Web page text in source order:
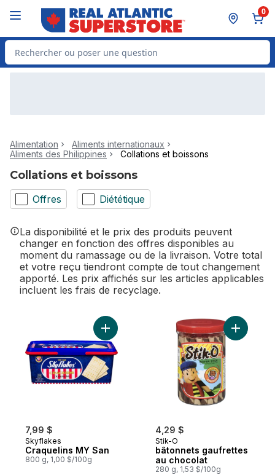
0
Rechercher des produits
Alimentation
Aliments internationaux
Aliments des Philippines
Collations et boissons
Collations et boissons
Offres Diététique
La disponibilité et le prix des produits peuvent
changer en fonction des offres disponibles au
moment du ramassage ou de la livraison. Votre total
et votre reçu tiendront compte de tout changement
apporté. Les prix affichés sur les articles applicables
incluent les frais de recyclage.
7,99 $
Skyflakes
Craquelins MY San
800 g, 1,00 $/100g
Ajouter Craquelins MY San au panier
4,29 $
Stik-O
bâtonnets gaufrettes
au chocolat
280 g, 1,53 $/100g
Ajouter